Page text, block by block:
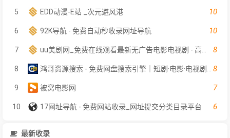
5 EDD动漫-E站 _次元避风港 10
6 92K导航 - 免费自动秒收录网址导航 10
7 8
8 8
9 被窝电影网 7
10 17网址导航 - 免费网站收录_网址提交分类目录平台 6
最新收录